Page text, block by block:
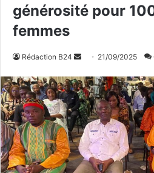
générosité pour
femmes
Rédaction B24
v
o
y
e
r
u
21/09/2025